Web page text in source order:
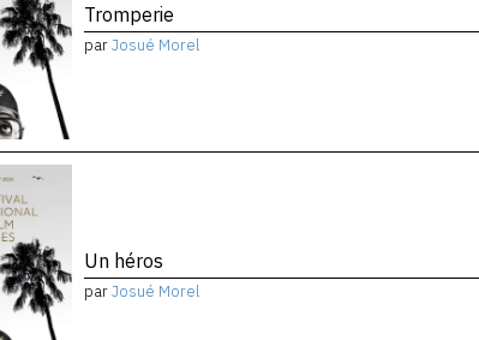
Tromperie
parJosué Morel
Un héros
parJosué Morel